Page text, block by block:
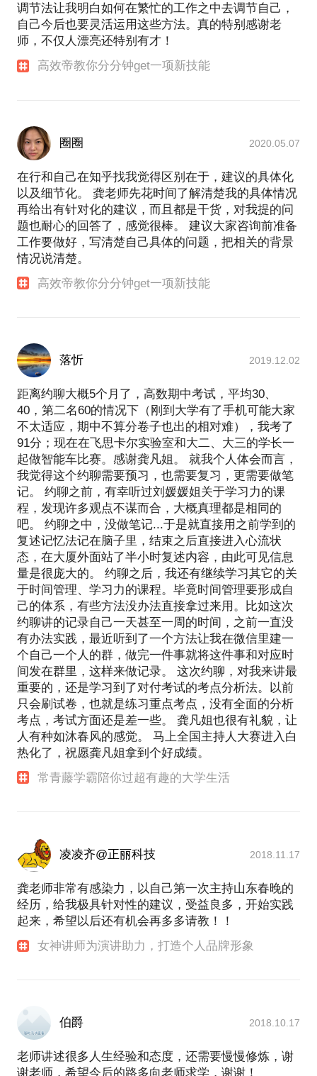
调节法让我明白如何在繁忙的工作之中去调节自己，
自己今后也要灵活运用这些方法。真的特别感谢老
师，不仅人漂亮还特别有才！
高效帝教你分分钟get一项新技能
圈圈 2020.05.07
在行和自己在知乎找我觉得区别在于，建议的具体化
以及细节化。 龚老师先花时间了解清楚我的具体情况
再给出有针对化的建议，而且都是干货，对我提的问
题也耐心的回答了，感觉很棒。 建议大家咨询前准备
工作要做好，写清楚自己具体的问题，把相关的背景
情况说清楚。
高效帝教你分分钟get一项新技能
落忻 2019.12.02
距离约聊大概5个月了，高数期中考试，平均30、
40，第二名60的情况下（刚到大学有了手机可能大家
不太适应，期中不算分卷子也出的相对难），我考了
91分；现在在飞思卡尔实验室和大二、大三的学长一
起做智能车比赛。感谢龚凡姐。 就我个人体会而言，
我觉得这个约聊需要预习，也需要复习，更需要做笔
记。 约聊之前，有幸听过刘媛媛姐关于学习力的课
程，发现许多观点不谋而合，大概真理都是相同的
吧。 约聊之中，没做笔记...于是就直接用之前学到的
复述记忆法记在脑子里，结束之后直接进入心流状
态，在大厦外面站了半小时复述内容，由此可见信息
量是很庞大的。 约聊之后，我还有继续学习其它的关
于时间管理、学习力的课程。毕竟时间管理要形成自
己的体系，有些方法没办法直接拿过来用。比如这次
约聊讲的记录自己一天甚至一周的时间，之前一直没
有办法实践，最近听到了一个方法让我在微信里建一
个自己一个人的群，做完一件事就将这件事和对应时
间发在群里，这样来做记录。 这次约聊，对我来讲最
重要的，还是学习到了对付考试的考点分析法。以前
只会刷试卷，也就是练习重点考点，没有全面的分析
考点，考试方面还是差一些。 龚凡姐也很有礼貌，让
人有种如沐春风的感觉。 马上全国主持人大赛进入白
热化了，祝愿龚凡姐拿到个好成绩。
常青藤学霸陪你过超有趣的大学生活
凌凌齐@正丽科技 2018.11.17
龚老师非常有感染力，以自己第一次主持山东春晚的
经历，给我极具针对性的建议，受益良多，开始实践
起来，希望以后还有机会再多多请教！！
女神讲师为演讲助力，打造个人品牌形象
伯爵 2018.10.17
老师讲述很多人生经验和态度，还需要慢慢修炼，谢
谢老师，希望今后的路多向老师求学，谢谢！